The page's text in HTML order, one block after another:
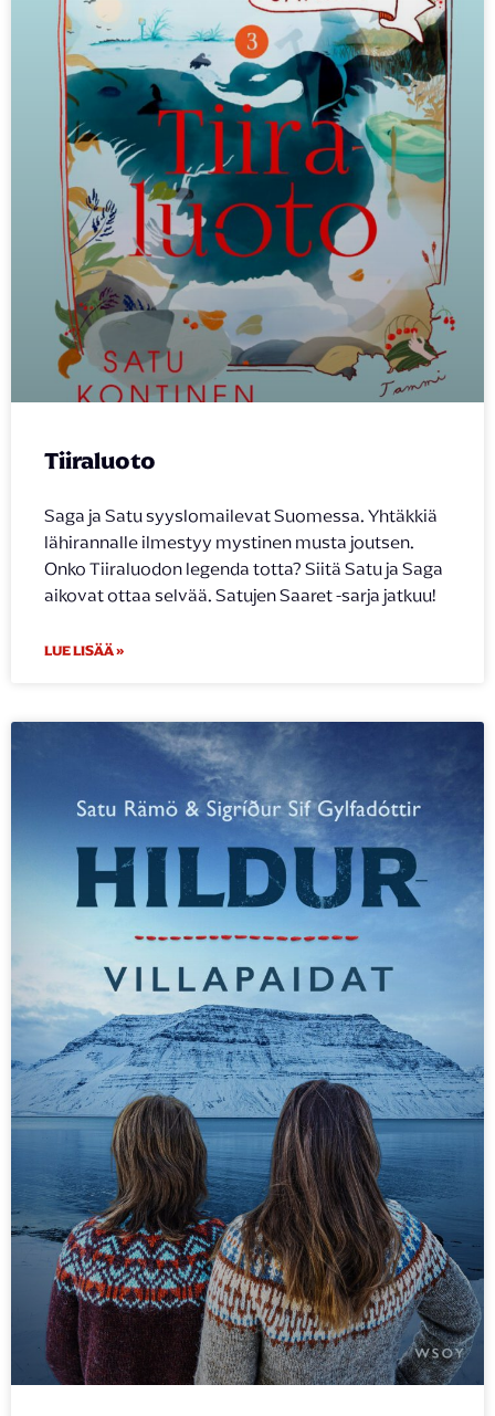
Tiiraluoto
Saga ja Satu syyslomailevat Suomessa. Yhtäkkiä
lähirannalle ilmestyy mystinen musta joutsen.
Onko Tiiraluodon legenda totta? Siitä Satu ja Saga
aikovat ottaa selvää. Satujen Saaret -sarja jatkuu!
LUE LISÄÄ »